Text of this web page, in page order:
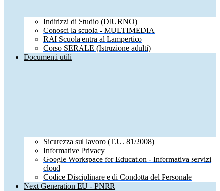
Indirizzi di Studio (DIURNO)
Conosci la scuola - MULTIMEDIA
RAI Scuola entra al Lampertico
Corso SERALE (Istruzione adulti)
Documenti utili
Sicurezza sul lavoro (T.U. 81/2008)
Informative Privacy
Google Workspace for Education - Informativa servizi
cloud
Codice Disciplinare e di Condotta del Personale
Next Generation EU - PNRR